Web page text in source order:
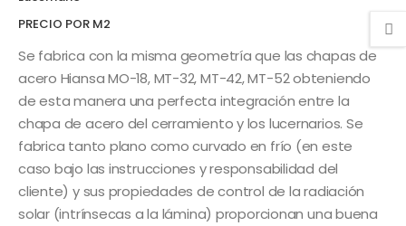
PRECIO POR M2
Se fabrica con la misma geometría que las chapas de
acero Hiansa MO-18, MT-32, MT-42, MT-52 obteniendo
de esta manera una perfecta integración entre la
chapa de acero del cerramiento y los lucernarios. Se
fabrica tanto plano como curvado en frío (en este
caso bajo las instrucciones y responsabilidad del
cliente) y sus propiedades de control de la radiación
solar (intrínsecas a la lámina) proporcionan una buena